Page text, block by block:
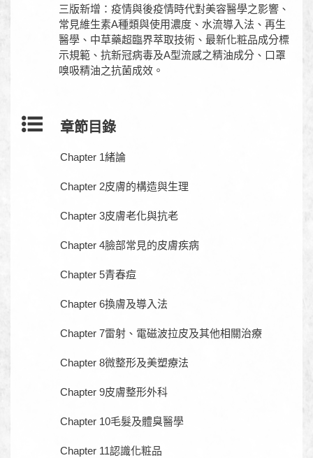
三版新增：疫情與後疫情時代對美容醫學之影響、
常見維生素A種類與使用濃度、水流導入法、再生
醫學、中草藥超臨界萃取技術、最新化粧品成分標
示規範、抗新冠病毒及A型流感之精油成分、口罩
嗅吸精油之抗菌成效。
章節目錄
Chapter 1緒論
Chapter 2皮膚的構造與生理
Chapter 3皮膚老化與抗老
Chapter 4臉部常見的皮膚疾病
Chapter 5青春痘
Chapter 6換膚及導入法
Chapter 7雷射、電磁波拉皮及其他相關治療
Chapter 8微整形及美塑療法
Chapter 9皮膚整形外科
Chapter 10毛髮及體臭醫學
Chapter 11認識化粧品